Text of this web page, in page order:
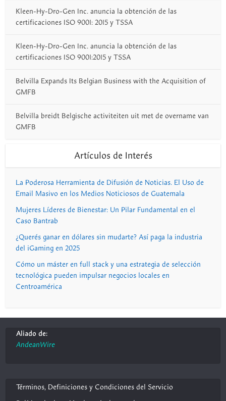
Kleen-Hy-Dro-Gen Inc. anuncia la obtención de las
certificaciones ISO 9001: 2015 y TSSA
Kleen-Hy-Dro-Gen Inc. anuncia la obtención de las
certificaciones ISO 9001:2015 y TSSA
Belvilla Expands Its Belgian Business with the Acquisition of
GMFB
Belvilla breidt Belgische activiteiten uit met de overname van
GMFB
Artículos de Interés
La Poderosa Herramienta de Difusión de Noticias. El Uso de
Email Masivo en los Medios Noticiosos de Guatemala
Mujeres Líderes de Bienestar: Un Pilar Fundamental en el
Caso Bantrab
¿Querés ganar en dólares sin mudarte? Así paga la industria
del iGaming en 2025
Cómo un máster en full stack y una estrategia de selección
tecnológica pueden impulsar negocios locales en
Centroamérica
Aliado de:
AndeanWire
Términos, Definiciones y Condiciones del Servicio